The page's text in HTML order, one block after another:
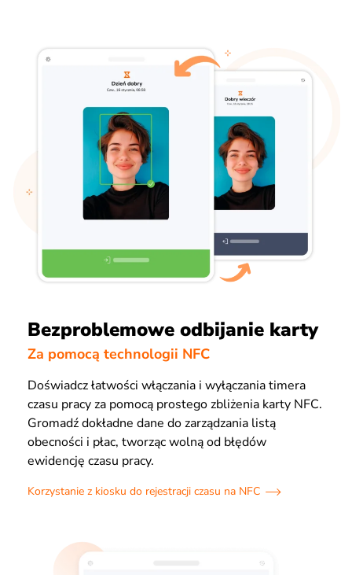
Bezproblemowe odbijanie karty
Za pomocą technologii NFC
Doświadcz łatwości włączania i wyłączania timera
czasu pracy za pomocą prostego zbliżenia karty NFC.
Gromadź dokładne dane do zarządzania listą
obecności i płac, tworząc wolną od błędów
ewidencję czasu pracy.
Korzystanie z kiosku do rejestracji czasu na NFC